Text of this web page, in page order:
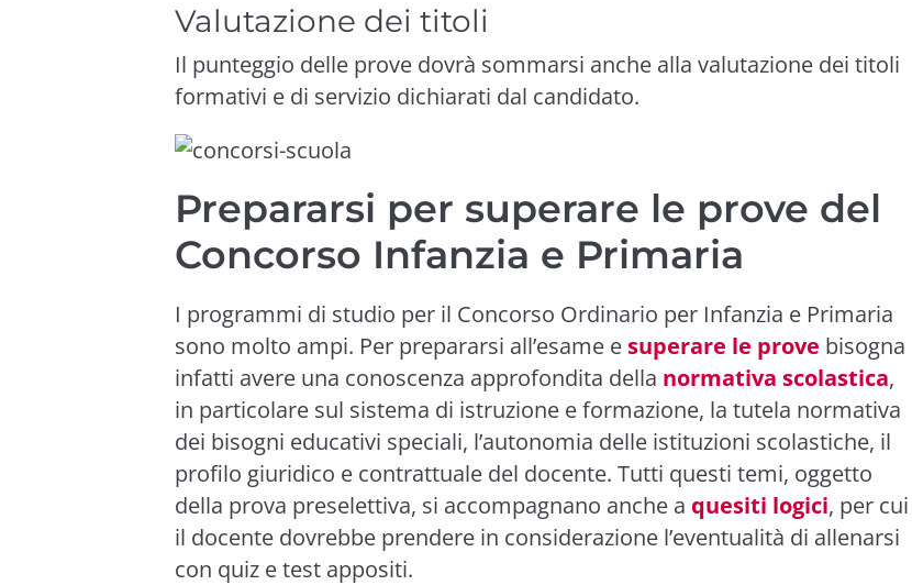
Valutazione dei titoli
Il punteggio delle prove dovrà sommarsi anche alla valutazione dei titoli
formativi e di servizio dichiarati dal candidato.
Prepararsi per superare le prove del
Concorso Infanzia e Primaria
I programmi di studio per il Concorso Ordinario per Infanzia e Primaria
sono molto ampi. Per prepararsi all’esame e superare le prove bisogna
infatti avere una conoscenza approfondita della normativa scolastica,
in particolare sul sistema di istruzione e formazione, la tutela normativa
dei bisogni educativi speciali, l’autonomia delle istituzioni scolastiche, il
profilo giuridico e contrattuale del docente. Tutti questi temi, oggetto
della prova preselettiva, si accompagnano anche a quesiti logici, per cui
il docente dovrebbe prendere in considerazione l’eventualità di allenarsi
con quiz e test appositi.